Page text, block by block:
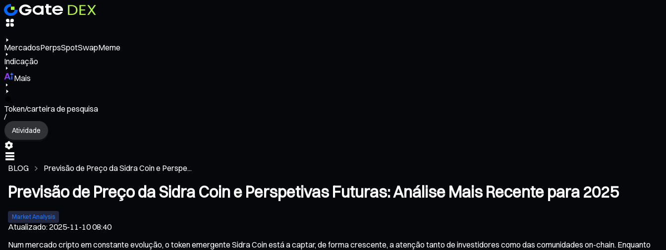
MercadosPerpsSpotSwapMeme
Indicação
Mais
Token/carteira de pesquisa
/
Atividade
BLOG Previsão de Preço da Sidra Coin e Perspe...
Previsão de Preço da Sidra Coin e Perspetivas Futuras: Análise Mais Recente para 2025
Market Analysis
Atualizado:2025-11-10 08:40
Num mercado cripto em constante evolução, o token emergente Sidra Coin está a captar, de forma crescente, a atenção tanto de investidores como das comunidades on-chain. Enquanto